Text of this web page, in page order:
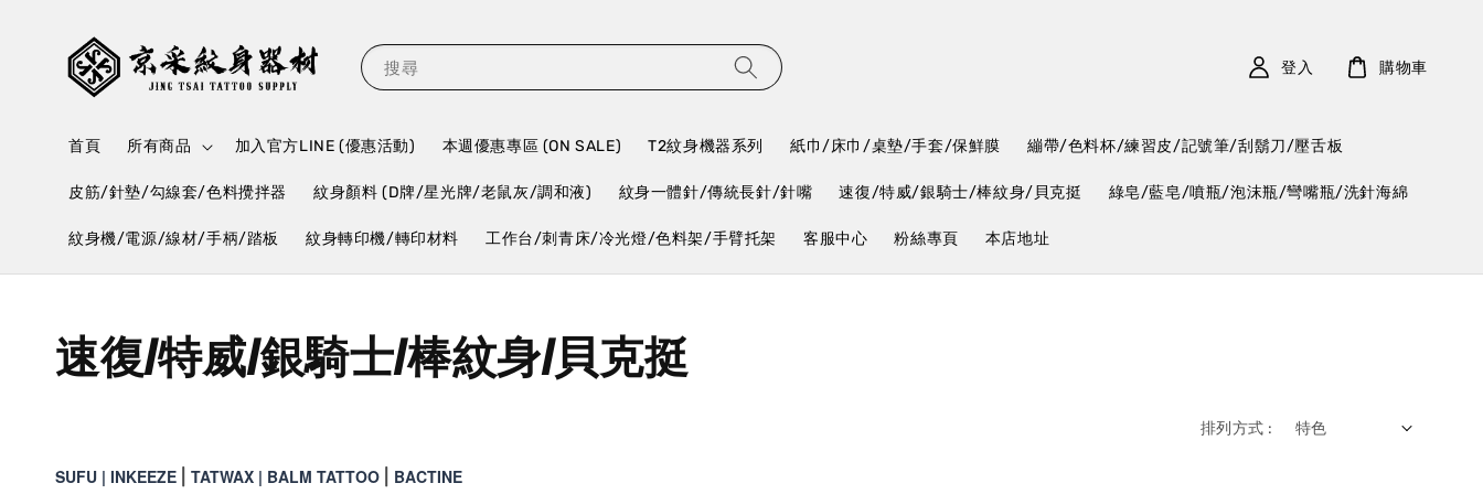
搜尋
首頁 所有商品 加入官方LINE (優惠活動) 本週優惠專區 (ON SALE) T2紋身機器系列 紙巾/床巾/桌墊/手套/保鮮膜 繃帶/色料杯/練習皮/記號筆/刮鬍刀/壓舌板
皮筋/針墊/勾線套/色料攪拌器 紋身顏料 (D牌/星光牌/老鼠灰/調和液) 紋身一體針/傳統長針/針嘴 速復/特威/銀騎士/棒紋身/貝克挺 綠皂/藍皂/噴瓶/泡沫瓶/彎嘴瓶/洗針海綿
紋身機/電源/線材/手柄/踏板 紋身轉印機/轉印材料 工作台/刺青床/冷光燈/色料架/手臂托架 客服中心 粉絲專頁 本店地址
登入 購物車
速復/特威/銀騎士/棒紋身/貝克挺
排列方式 :
SUFU | INKEEZE |TATWAX | BALM TATTOO BACTINE